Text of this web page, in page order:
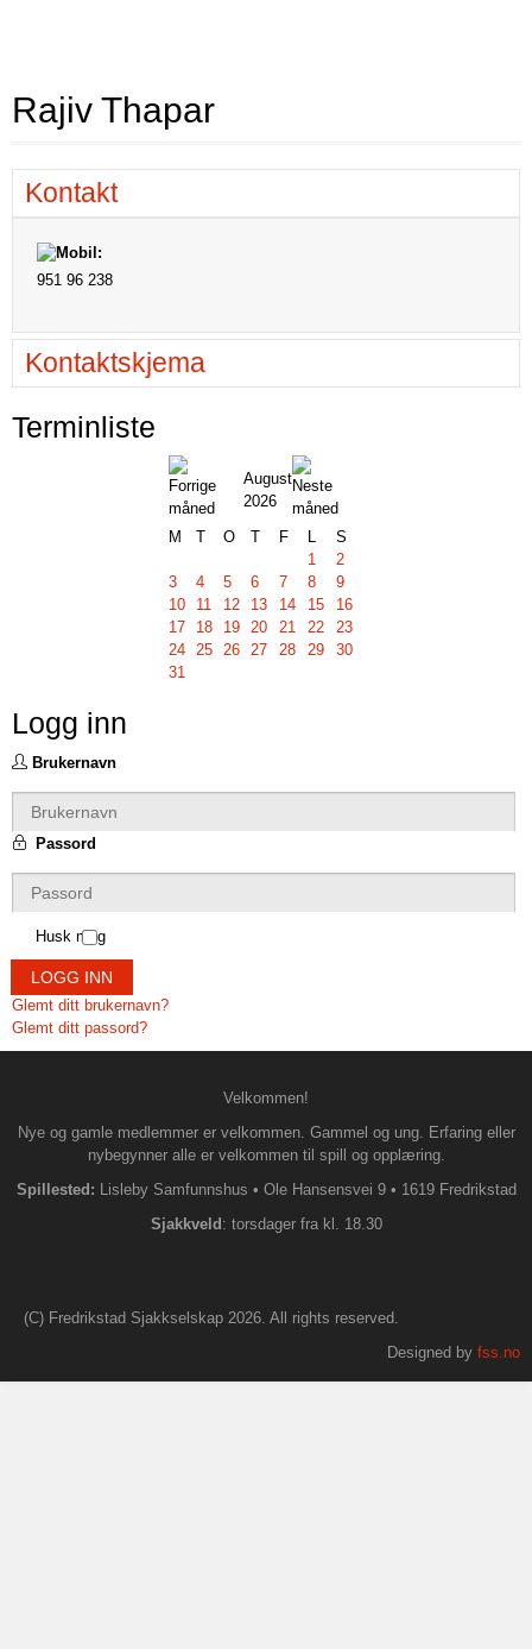
Rajiv Thapar
Kontakt
951 96 238
Kontaktskjema
Terminliste
August
2026
M
T O T F L
S
1
2
3
4 5 6 7 8
9
10
11 12 13 14 15
16
17
18 19 20 21 22
23
24
25 26 27 28 29
30
31
Logg inn
Brukernavn
Passord
Husk meg
LOGG INN
Glemt ditt brukernavn?
Glemt ditt passord?
Velkommen!
Nye og gamle medlemmer er velkommen. Gammel og ung. Erfaring eller
nybegynner alle er velkommen til spill og opplæring.
Spillested: Lisleby Samfunnshus • Ole Hansensvei 9 • 1619 Fredrikstad
Sjakkveld : torsdager fra kl. 18.30
(C) Fredrikstad Sjakkselskap 2026. All rights reserved.
Designed by fss.no